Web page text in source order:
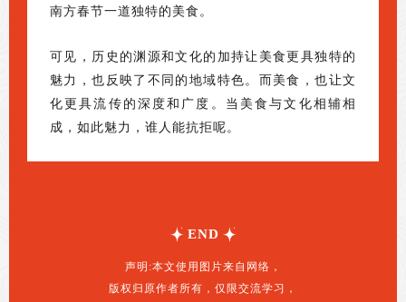
南方春节一道独特的美食。
可见，历史的渊源和文化的加持让美食更具独特的
魅力，也反映了不同的地域特色。而美食，也让文
化更具流传的深度和广度。当美食与文化相辅相
成，如此魅力，谁人能抗拒呢。
END
声明:本文使用图片来自网络，
版权归原作者所有，仅限交流学习，